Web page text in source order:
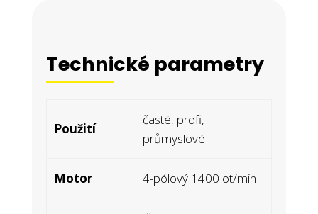
Technické parametry
Použití
časté, profi,
průmyslové
Motor 4-pólový 1400 ot/min